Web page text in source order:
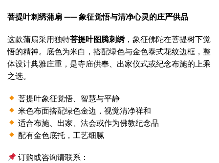
菩提叶刺绣蒲扇 —— 象征觉悟与清净心灵的庄严供品
这款蒲扇采用独特菩提叶图腾刺绣 ，象征佛陀在菩提树下觉
悟的精神。底色为米白，搭配绿色与金色泰式花纹边框，整
体设计典雅庄重，是寺庙供奉、出家仪式或纪念布施的上乘
之选。
菩提叶象征觉悟、智慧与平静
米色布面搭配绿色金边，视觉清净祥和
适合布施、出家、法会或作为佛教纪念品
配有金色底托，工艺细腻
订购或咨询请联系：